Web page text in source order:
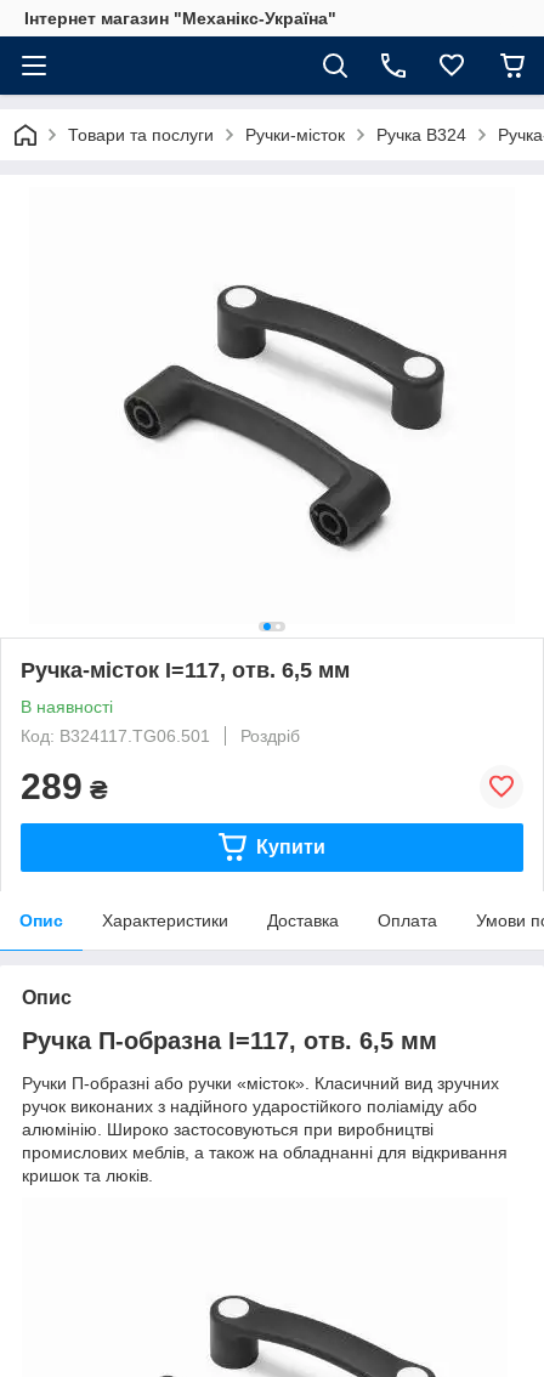
Інтернет магазин "Механікс-Україна"
Товари та послуги Ручки-місток Ручка B324
Ручка-місток I=117, отв. 6,5 мм
В наявності
Код: B324117.TG06.501
Роздріб
289 ₴
Купити
Опис Характеристики Доставка Оплата Умови
Опис
Ручка П-образна I=117, отв. 6,5 мм
Ручки П-образні або ручки «місток». Класичний вид зручних
ручок виконаних з надійного ударостійкого поліаміду або
алюмінію. Широко застосовуються при виробництві
промислових меблів, а також на обладнанні для відкривання
кришок та люків.